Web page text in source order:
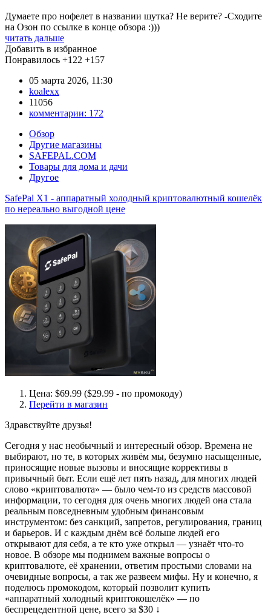
Думаете про нофелет в названии шутка? Не верите? -Сходите
на Озон по ссылке в конце обзора :)))
читать дальше
Добавить в избранное
Понравилось +122 +157
05 марта 2026, 11:30
koalexx
11056
комментарии: 172
Обзор
Другие магазины
SAFEPAL.COM
Товары для дома и дачи
Другое
SafePal X1 - аппаратный холодный криптовалютный кошелёк
по нереально выгодной цене
Цена: $69.99 ($29.99 - по промокоду)
Перейти в магазин
Здравствуйте друзья!
Сегодня у нас необычный и интересный обзор. Времена не
выбирают, но те, в которых живём мы, безумно насыщенные,
приносящие новые вызовы и вносящие коррективы в
привычный быт. Если ещё лет пять назад, для многих людей
слово «криптовалюта» — было чем-то из средств массовой
информации, то сегодня для очень многих людей она стала
реальным повседневным удобным финансовым
инструментом: без санкций, запретов, регулирования, границ
и барьеров. И с каждым днём всё больше людей его
открывают для себя, а те кто уже открыл — узнаёт что-то
новое. В обзоре мы поднимем важные вопросы о
криптовалюте, её хранении, ответим простыми словами на
очевидные вопросы, а так же развеем мифы. Ну и конечно, я
поделюсь промокодом, который позволит купить
«аппаратный холодный криптокошелёк» — по
беспрецедентной цене, всего за $30 ↓